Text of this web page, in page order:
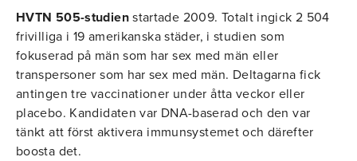
HVTN 505-studienstartade 2009. Totalt ingick 2 504
frivilliga i 19 amerikanska städer, i studien som
fokuserad på män som har sex med män eller
transpersoner som har sex med män. Deltagarna fick
antingen tre vaccinationer under åtta veckor eller
placebo. Kandidaten var DNA-baserad och den var
tänkt att först aktivera immunsystemet och därefter
boosta det.